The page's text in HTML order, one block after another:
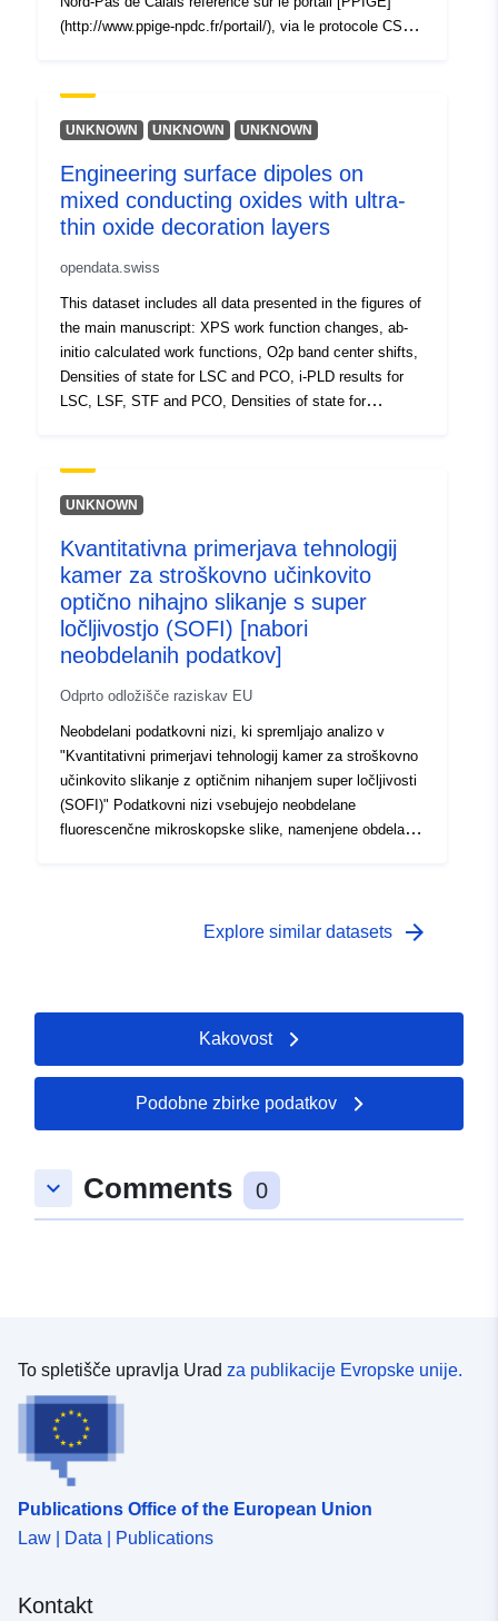
Tip:
(http://www.ppige-npdc.fr/portail/), via le protocole CSW
la PPIGE concernées par la directive européenne
INSPIRE ou d'intérêt public.
UNKNOWN UNKNOWN UNKNOWN
Engineering surface dipoles on
mixed conducting oxides with ultra-
thin oxide decoration layers
opendata.swiss
This dataset includes all data presented in the figures of
the main manuscript: XPS work function changes, ab-
initio calculated work functions, O2p band center shifts,
Densities of state for LSC and PCO, i-PLD results for
LSC, LSF, STF and PCO, Densities of state for
were induced by modification of mixed conducting
surfaces with binary oxides via pulsed laser deposition.
UNKNOWN
Kvantitativna primerjava tehnologij
kamer za stroškovno učinkovito
optično nihajno slikanje s super
ločljivostjo (SOFI) [nabori
neobdelanih podatkov]
Odprto odložišče raziskav EU
Neobdelani podatkovni nizi, ki spremljajo analizo v
"Kvantitativni primerjavi tehnologij kamer za stroškovno
učinkovito slikanje z optičnim nihanjem super ločljivosti
(SOFI)" Podatkovni nizi vsebujejo neobdelane
fluorescenčne mikroskopske slike, namenjene obdelavi
detektorjem sCMOS in emCCD.Explore similar datasets arrow_forward
Kakovost
Podobne zbirke podatkov
keyboard_arrow_down Comments 0
To spletišče upravlja Urad za publikacije Evropske unije.
Publications Office of the European Union
Law | Data | Publications
Kontakt